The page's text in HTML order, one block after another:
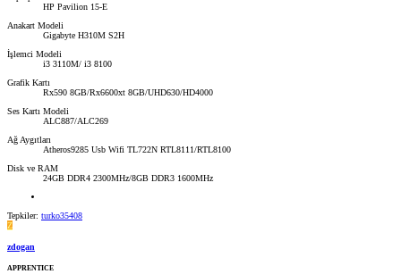
HP Pavilion 15-E
Anakart Modeli
Gigabyte H310M S2H
İşlemci Modeli
i3 3110M/ i3 8100
Grafik Kartı
Rx590 8GB/Rx6600xt 8GB/UHD630/HD4000
Ses Kartı Modeli
ALC887/ALC269
Ağ Aygıtları
Atheros9285 Usb Wifi TL722N RTL8111/RTL8100
Disk ve RAM
24GB DDR4 2300MHz/8GB DDR3 1600MHz
Tepkiler: turko35408
Z
zdogan
APPRENTICE